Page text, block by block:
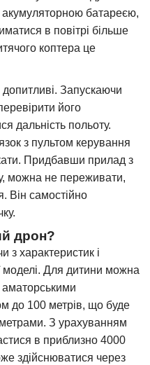
батареєю,
в повітрі більше
коптера це
Запускаючи
його
дальність польоту.
з пультом керування
Придбавши прилад з
можна не переживати,
Він самостійно
дрон?
з характеристик і
моделі. Для дитини можна
аматорськими
до 100 метрів, що буде
З урахуванням
в приблизно 4000
здійснюватися через